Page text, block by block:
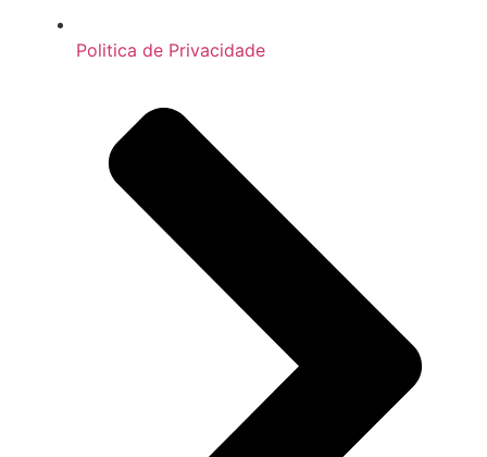
Politica de Privacidade